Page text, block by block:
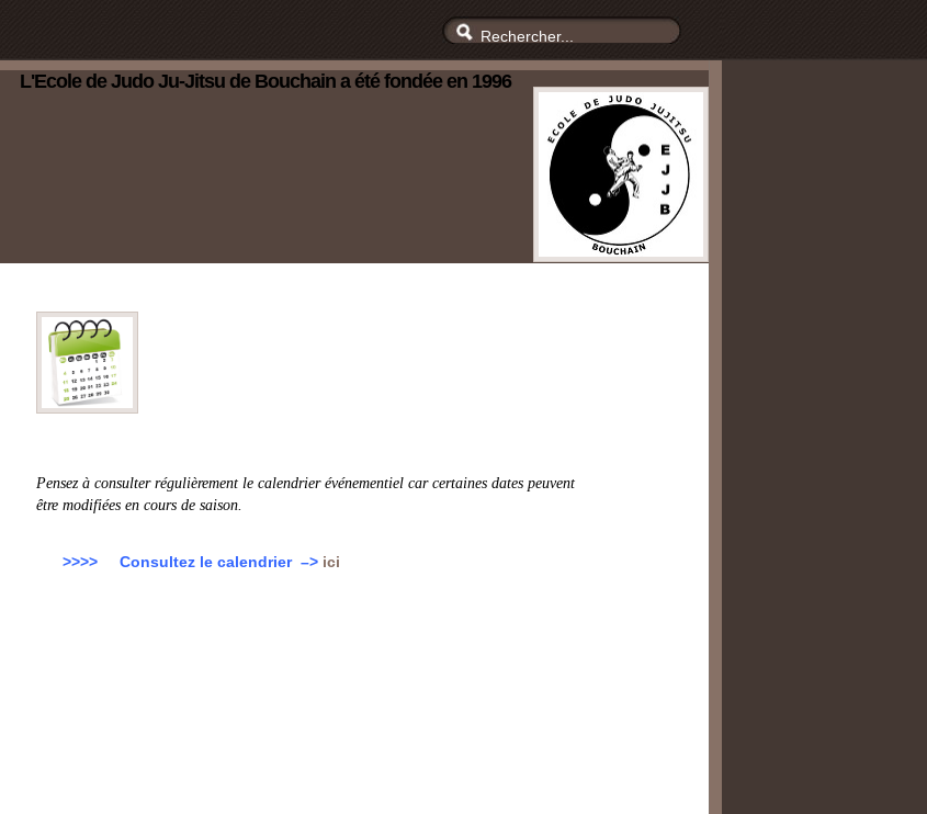
L'Ecole de Judo Ju-Jitsu de Bouchain a été fondée en 1996
Pensez à consulter régulièrement le calendrier événementiel car certaines dates peuvent
être modifiées en cours de saison.
>>>> Consultez le calendrier –> ici